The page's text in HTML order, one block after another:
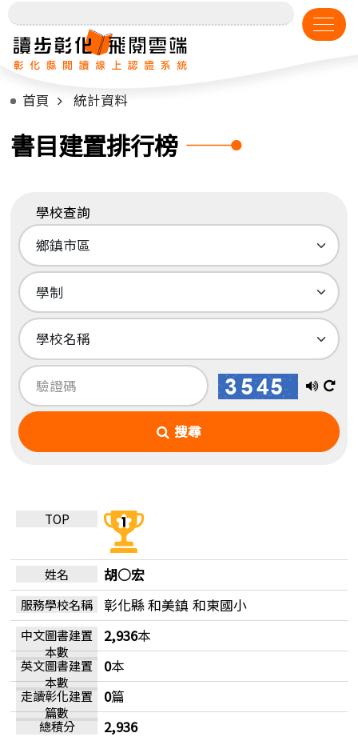
首頁 統計資料
書目建置排行榜
學校查詢
播
放
音
換
張
搜尋
胡○宏
彰化縣 和美鎮 和東國小
2,936本
0本
0篇
2,936